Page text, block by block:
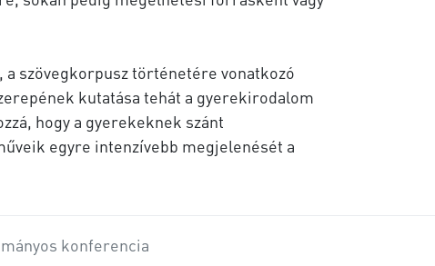
szövegkorpusz történetére vonatkozó
kutatása tehát a gyerekirodalom
hogy a gyerekeknek szánt
egyre intenzívebb megjelenését a
konferencia